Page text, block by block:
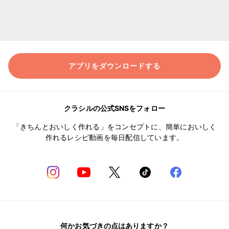
アプリをダウンロードする
クラシルの公式SNSをフォロー
「きちんとおいしく作れる」をコンセプトに、簡単においしく
作れるレシピ動画を毎日配信しています。
何かお気づきの点はありますか？